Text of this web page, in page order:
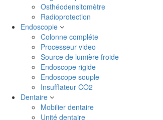
Osthéodensitomètre
Radioprotection
Endoscopie
Colonne compléte
Processeur video
Source de lumière froide
Endoscope rigide
Endoscope souple
Insufflateur CO2
Dentaire
Mobilier dentaire
Unité dentaire